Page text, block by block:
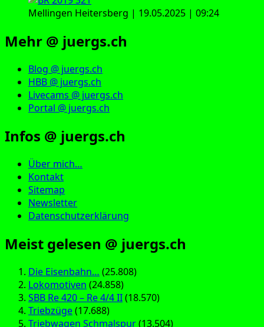
Mellingen Heitersberg | 19.05.2025 | 09:24
Mehr @ juergs.ch
Blog @ juergs.ch
HBB @ juergs.ch
Livecams @ juergs.ch
Portal @ juergs.ch
Infos @ juergs.ch
Über mich…
Kontakt
Sitemap
Newsletter
Datenschutzerklärung
Meist gelesen @ juergs.ch
Die Eisenbahn… (25.808)
Lokomotiven (24.858)
SBB Re 420 – Re 4/4 II(18.570)
Triebzüge(17.688)
Triebwagen Schmalspur(13.504)